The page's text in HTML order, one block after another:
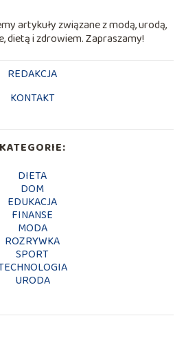
artykuły związane z modą, urodą,
dietą i zdrowiem. Zapraszamy!
REDAKCJA
KONTAKT
KATEGORIE:
DIETA
DOM
EDUKACJA
FINANSE
MODA
ROZRYWKA
SPORT
URODA